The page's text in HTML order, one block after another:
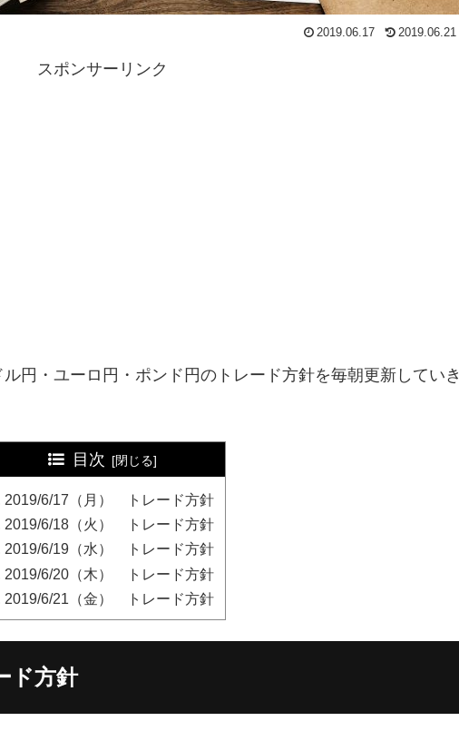
2019.06.17 2019.06.21
スポンサーリンク
円・ユーロ円・ポンド円のトレード方針を毎朝更新していき
目次
2019/6/17（月） トレード方針
2019/6/18（火） トレード方針
2019/6/19（水） トレード方針
2019/6/20（木） トレード方針
2019/6/21（金） トレード方針
ド方針